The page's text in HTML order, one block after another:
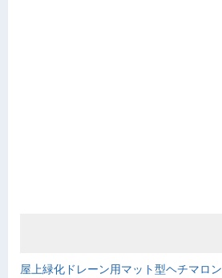
屋上緑化ドレーン用マット型ヘチマロン